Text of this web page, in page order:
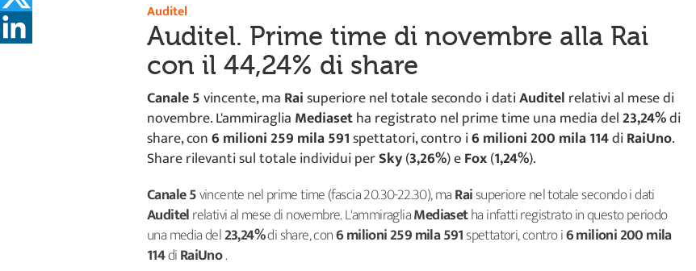
Auditel
Auditel. Prime time di novembre alla Rai
con il 44,24% di share
Canale 5vincente, ma Raisuperiore nel totale secondo i datiAuditel relativi al mese di
novembre. L'ammiraglia Mediasetha registrato nel prime time una media del23,24%di
share, con6 milioni 259 mila 591spettatori, contro i6 milioni 200 mila 114diRaiUno.
Share rilevanti sul totale individui perSky(3,26%)eFox(1,24%).
Canale 5vincente nel prime time (fascia 20.30-22.30), maRaisuperiore nel totale secondo i dati
Auditelrelativi al mese di novembre. L'ammiragliaMediasetha infatti registrato in questo periodo
una media del23,24%di share, con6 milioni 259 mila 591spettatori, contro i6 milioni 200 mila
114diRaiUno.